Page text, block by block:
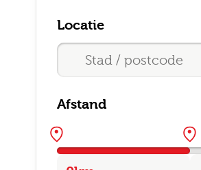
Locatie
Afstand